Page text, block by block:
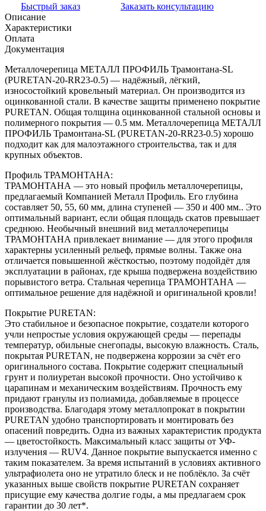
Быстрый заказ
Заказать консультацию
Описание
Характеристики
Оплата
Документация
Металлочерепица МЕТАЛЛ ПРОФИЛЬ Трамонтана-SL
(PURETAN-20-RR23-0.5) — надёжный, лёгкий,
износостойкий кровельный материал. Он производится из
оцинкованной стали. В качестве защиты применено покрытие
PURETAN. Общая толщина оцинкованной стальной основы и
полимерного покрытия — 0.5 мм. Металлочерепица МЕТАЛЛ
ПРОФИЛЬ Трамонтана-SL (PURETAN-20-RR23-0.5) хорошо
подходит как для малоэтажного строительства, так и для
крупных объектов.
Профиль ТРАМОНТАНА:
ТРАМОНТАНА — это новый профиль металлочерепицы,
предлагаемый Компанией Металл Профиль. Его глубина
составляет 50, 55, 60 мм, длина ступеней — 350 и 400 мм.. Это
оптимальный вариант, если общая площадь скатов превышает
среднюю. Необычный внешний вид металлочерепицы
ТРАМОНТАНА привлекает внимание — для этого профиля
характерны усиленный рельеф, прямые волны. Также она
отличается повышенной жёсткостью, поэтому подойдёт для
эксплуатации в районах, где крыша подвержена воздействию
порывистого ветра. Стальная черепица ТРАМОНТАНА —
оптимальное решение для надёжной и оригинальной кровли!
Покрытие PURETAN:
Это стабильное и безопасное покрытие, создатели которого
учли непростые условия окружающей среды — перепады
температур, обильные снегопады, высокую влажность. Сталь,
покрытая PURETAN, не подвержена коррозии за счёт его
оригинального состава. Покрытие содержит специальный
грунт и полиуретан высокой прочности. Оно устойчиво к
царапинам и механическим воздействиям. Прочность ему
придают гранулы из полиамида, добавляемые в процессе
производства. Благодаря этому металлопрокат в покрытии
PURETAN удобно транспортировать и монтировать без
опасений повредить. Одна из важных характеристик продукта
— цветостойкость. Максимальный класс защиты от УФ-
излучения — RUV4. Данное покрытие выпускается именно с
таким показателем. За время испытаний в условиях активного
ультрафиолета оно не утратило блеск и не поблёкло. За счёт
указанных выше свойств покрытие PURETAN сохраняет
присущие ему качества долгие годы, а мы предлагаем срок
гарантии до 30 лет*.